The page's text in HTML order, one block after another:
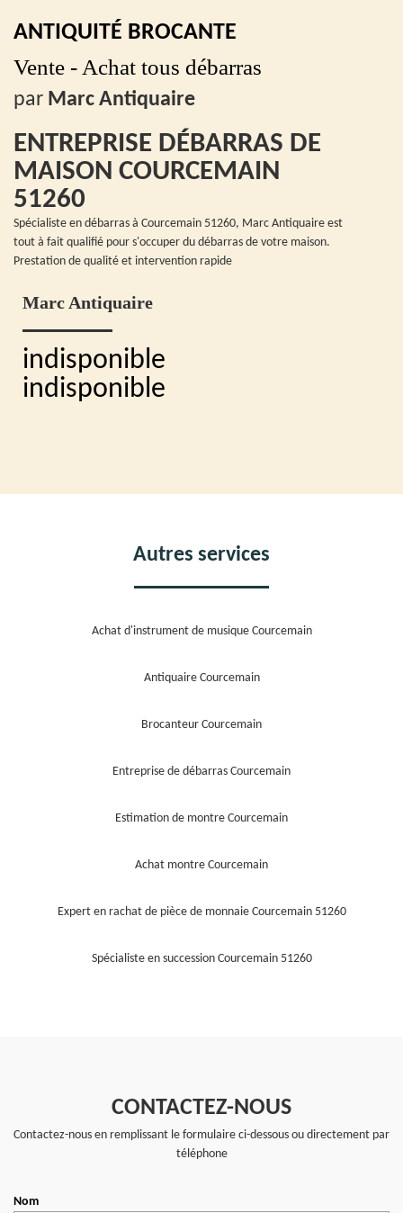
ANTIQUITÉ BROCANTE
Vente - Achat tous débarras
par Marc Antiquaire
ENTREPRISE DÉBARRAS DE
MAISON COURCEMAIN
51260
Spécialiste en débarras à Courcemain 51260, Marc Antiquaire est
tout à fait qualifié pour s'occuper du débarras de votre maison.
Prestation de qualité et intervention rapide
Marc Antiquaire
indisponible
indisponible
Autres services
Achat d'instrument de musique Courcemain
Antiquaire Courcemain
Brocanteur Courcemain
Entreprise de débarras Courcemain
Estimation de montre Courcemain
Achat montre Courcemain
Expert en rachat de pièce de monnaie Courcemain 51260
Spécialiste en succession Courcemain 51260
CONTACTEZ-NOUS
Contactez-nous en remplissant le formulaire ci-dessous ou directement par
téléphone
Nom